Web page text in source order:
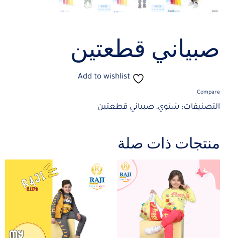
صبياني قطعتين
Add to wishlist
Compare
التصنيفات: شتوي, صبياني قطعتين
منتجات ذات صلة